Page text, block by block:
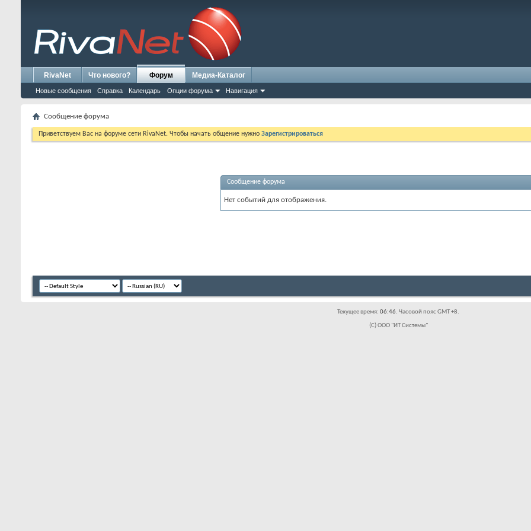
RivaNet Что нового? Форум
Новые сообщения Справка Календарь Опции форума Навигация
Медиа-Каталог
Сообщение форума
Приветствуем Вас на форуме сети RivaNet. Чтобы начать общение нужно Зарегистрироваться
Сообщение форума
Нет событий для отображения.
Текущее время: 06:46. Часовой пояс GMT +8.
(C) ООО "ИТ Системы"